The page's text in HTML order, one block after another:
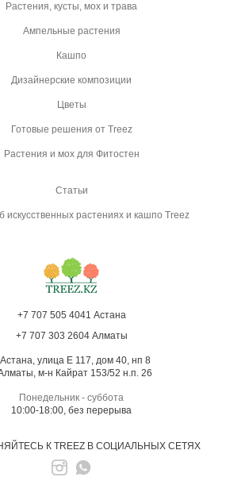
Растения, кусты, мох и трава
Ампельные растения
Кашпо
Дизайнерские композиции
Цветы
Готовые решения от Treez
Растения и мох для Фитостен
Статьи
искусственных растениях и кашпо Treez
+7 707 505 4041 Астана
+7 707 303 2604 Алматы
Астана, улица Е 117, дом 40, нп 8
м-н Кайрат 153/52 н.п. 26
Понедельник - суббота
10:00-18:00, без перерыва
К TREEZ В СОЦИАЛЬНЫХ СЕТЯХ